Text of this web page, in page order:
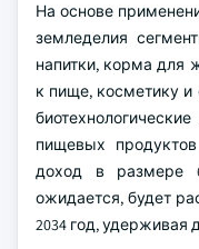
На основе
земледелия
напитки, корма для
к пище, косметику и
пищевых
доход в размере
ожидается, будет
2034 год, удерживая